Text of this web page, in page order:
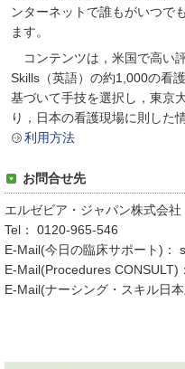
ンターネットで誰もがいつで
ます。
コンテンツは，米国で高い
Skills（英語）の約1,000の看
基づいて手技を選択し，東京
り，日本の看護現場に則した
利用方法
お問合せ先
エルゼビア・ジャパン株式会
Tel： 0120-965-546
E-Mail(今日の臨床サポート)：
E-Mail(Procedures
E-Mail(ナーシング・スキル日